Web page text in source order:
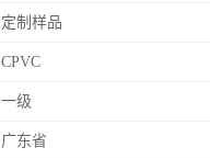
定制样品
CPVC
一级
广东省